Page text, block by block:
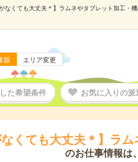
がなくても大丈夫＊】ラムネやタブレット加工
版 エリア変更
た希望条件 お気に入りの派
なくても大丈夫＊】ラ
のお仕事情報は